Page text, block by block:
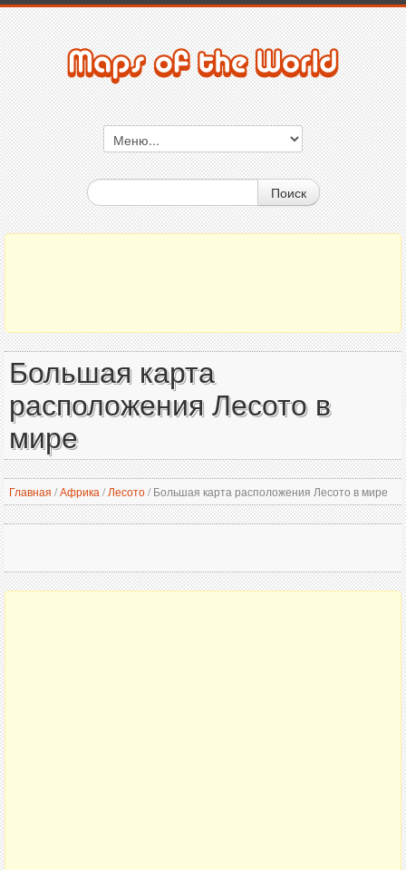
Поиск
Большая карта
расположения Лесото в
мире
Главная /Африка / Лесото/Большая карта расположения Лесото в мире